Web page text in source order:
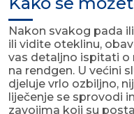
Nakon svakog pada
ili vidite oteklinu,
vas detaljno ispitati
na rendgen. U većini
djeluje vrlo ozbiljno,
liječenje se sprovodi
zavojima koji su